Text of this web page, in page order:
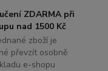
ZDARMA při
nad 1500 Kč
zboží je
převzít osobně
e-shopu